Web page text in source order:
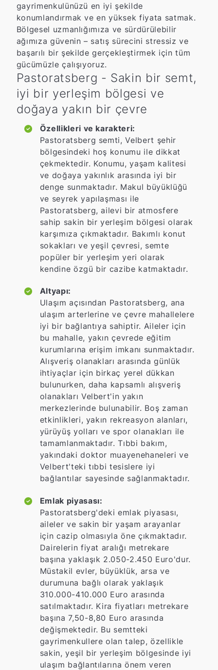
gayrimenkulünüzü en iyi şekilde
konumlandırmak ve en yüksek fiyata satmak.
Bölgesel uzmanlığımıza ve sürdürülebilir
ağımıza güvenin – satış sürecini stressiz ve
başarılı bir şekilde gerçekleştirmek için tüm
gücümüzle çalışıyoruz.
Pastoratsberg - Sakin bir semt,
iyi bir yerleşim bölgesi ve
doğaya yakın bir çevre
Özellikleri ve karakteri:
Pastoratsberg semti, Velbert şehir
bölgesindeki hoş konumu ile dikkat
çekmektedir. Konumu, yaşam kalitesi
ve doğaya yakınlık arasında iyi bir
denge sunmaktadır. Makul büyüklüğü
ve seyrek yapılaşması ile
Pastoratsberg, ailevi bir atmosfere
sahip sakin bir yerleşim bölgesi olarak
karşımıza çıkmaktadır. Bakımlı konut
sokakları ve yeşil çevresi, semte
popüler bir yerleşim yeri olarak
kendine özgü bir cazibe katmaktadır.
Altyapı:
Ulaşım açısından Pastoratsberg, ana
ulaşım arterlerine ve çevre mahallelere
iyi bir bağlantıya sahiptir. Aileler için
bu mahalle, yakın çevrede eğitim
kurumlarına erişim imkanı sunmaktadır.
Alışveriş olanakları arasında günlük
ihtiyaçlar için birkaç yerel dükkan
bulunurken, daha kapsamlı alışveriş
olanakları Velbert'in yakın
merkezlerinde bulunabilir. Boş zaman
etkinlikleri, yakın rekreasyon alanları,
yürüyüş yolları ve spor olanakları ile
tamamlanmaktadır. Tıbbi bakım,
yakındaki doktor muayenehaneleri ve
Velbert'teki tıbbi tesislere iyi
bağlantılar sayesinde sağlanmaktadır.
Emlak piyasası:
Pastoratsberg'deki emlak piyasası,
aileler ve sakin bir yaşam arayanlar
için cazip olmasıyla öne çıkmaktadır.
Dairelerin fiyat aralığı metrekare
başına yaklaşık 2.050-2.450 Euro'dur.
Müstakil evler, büyüklük, arsa ve
durumuna bağlı olarak yaklaşık
310.000-410.000 Euro arasında
satılmaktadır. Kira fiyatları metrekare
başına 7,50-8,80 Euro arasında
değişmektedir. Bu semtteki
gayrimenkullere olan talep, özellikle
sakin, yeşil bir yerleşim bölgesinde iyi
ulaşım bağlantılarına önem veren